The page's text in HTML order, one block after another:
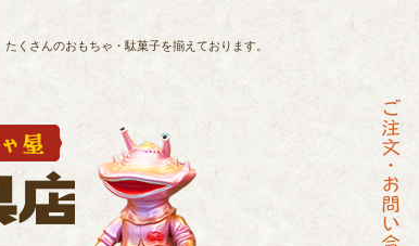
たくさんのおもちゃ・駄菓子を揃えております。